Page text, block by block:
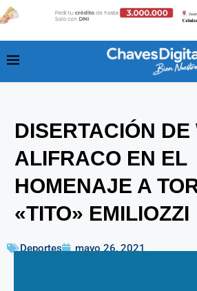
DISERTACIÓN DE
ALIFRACO EN EL
HOMENAJE A
«TITO» EMILIOZZI
Deportes mayo 26, 2021